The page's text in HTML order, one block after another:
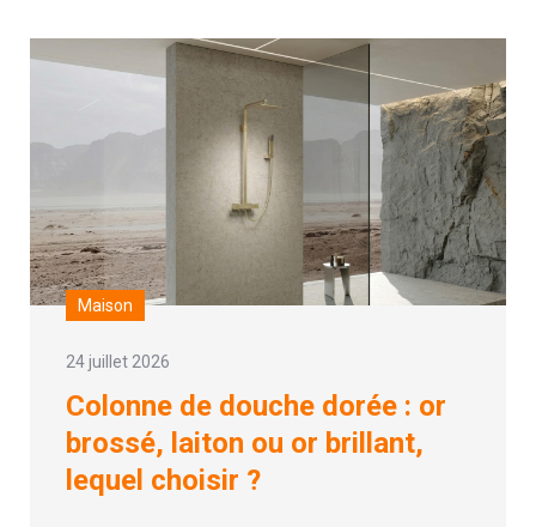
Maison
24 juillet 2026
Colonne de douche dorée : or
brossé, laiton ou or brillant,
lequel choisir ?